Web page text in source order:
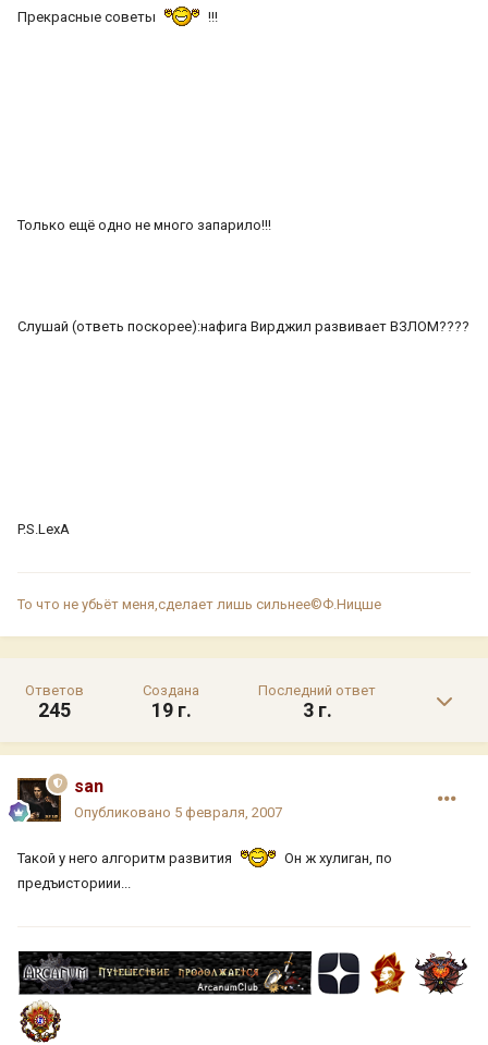
Прекрасные советы !!!
Только ещё одно не много запарило!!!
Слушай (ответь поскорее):нафига Вирджил развивает ВЗЛОМ????
P.S.LexA
То что не убьёт меня,сделает лишь сильнее©Ф.Ницше
Ответов
245
Создана
19 г.
Последний ответ
3 г.
san
Опубликовано 5 февраля, 2007
Такой у него алгоритм развития
Он ж хулиган, по
предъисториии...